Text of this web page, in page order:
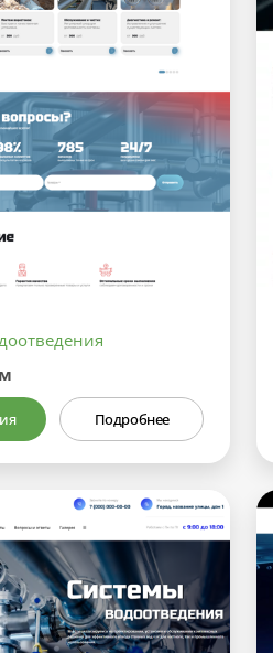
Подробнее